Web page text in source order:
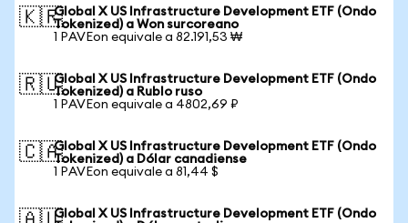
🇰🇷Global X US Infrastructure Development ETF (Ondo
Tokenized) a Won surcoreano
1 PAVEon equivale a 82.191,53 ₩
🇷🇺Global X US Infrastructure Development ETF (Ondo
Tokenized) a Rublo ruso
1 PAVEon equivale a 4802,69 ₽
🇨🇦Global X US Infrastructure Development ETF (Ondo
Tokenized) a Dólar canadiense
1 PAVEon equivale a 81,44 $
Global X US Infrastructure Development ETF (Ondo